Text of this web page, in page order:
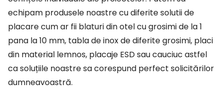
echipam produsele noastre cu diferite solutii de
placare cum ar fii blaturi din otel cu grosimi de la 1
pana la 10 mm, tabla de inox de diferite grosimi, placi
din material lemnos, placaje ESD sau cauciuc astfel
ca soluțiile noastre sa corespund perfect solicitărilor
dumneavoastră.